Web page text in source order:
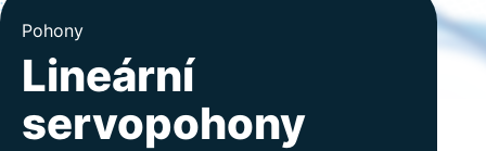
Společnost
Kontakt
Pohony
Lineární
servopohony